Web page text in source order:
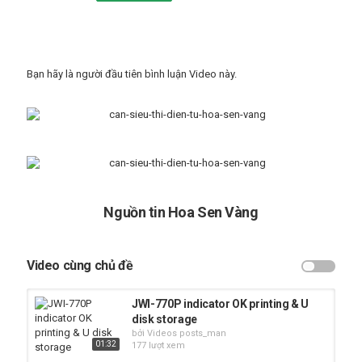
Bạn hãy là người đầu tiên bình luận Video này.
Nguồn tin Hoa Sen Vàng
Video cùng chủ đề
01:32
JWI-770P indicator OK printing & U
disk storage
bởi Videos posts_man
177 lượt xem